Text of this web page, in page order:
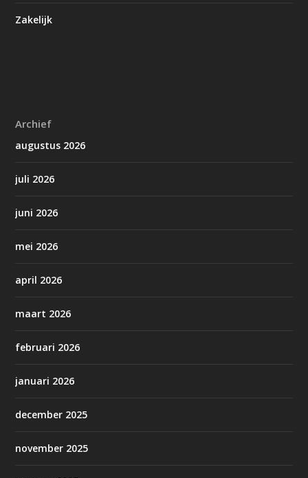
Zakelijk
Archief
augustus 2026
juli 2026
juni 2026
mei 2026
april 2026
maart 2026
februari 2026
januari 2026
december 2025
november 2025